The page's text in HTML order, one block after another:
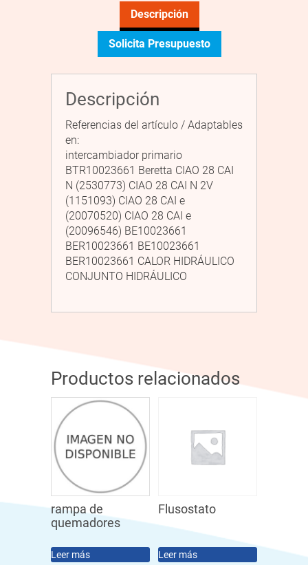
Descripción
Solicita Presupuesto
Descripción
Referencias del artículo / Adaptables
en:
intercambiador primario
BTR10023661 Beretta CIAO 28 CAI
N (2530773) CIAO 28 CAI N 2V
(1151093) CIAO 28 CAI e
(20070520) CIAO 28 CAI e
(20096546) BE10023661
BER10023661 BE10023661
BER10023661 CALOR HIDRÁULICO
CONJUNTO HIDRÁULICO
Productos relacionados
rampa de
quemadores
Leer más
Flusostato
Leer más